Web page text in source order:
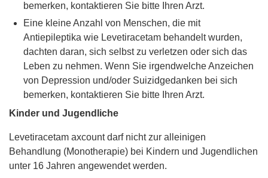
bemerken, kontaktieren Sie bitte Ihren Arzt.
Eine kleine Anzahl von Menschen, die mit
Antiepileptika wie Levetiracetam behandelt wurden,
dachten daran, sich selbst zu verletzen oder sich das
Leben zu nehmen. Wenn Sie irgendwelche Anzeichen
von Depression und/oder Suizidgedanken bei sich
bemerken, kontaktieren Sie bitte Ihren Arzt.
Kinder und Jugendliche
Levetiracetam axcount darf nicht zur alleinigen
Behandlung (Monotherapie) bei Kindern und Jugendlichen
unter 16 Jahren angewendet werden.